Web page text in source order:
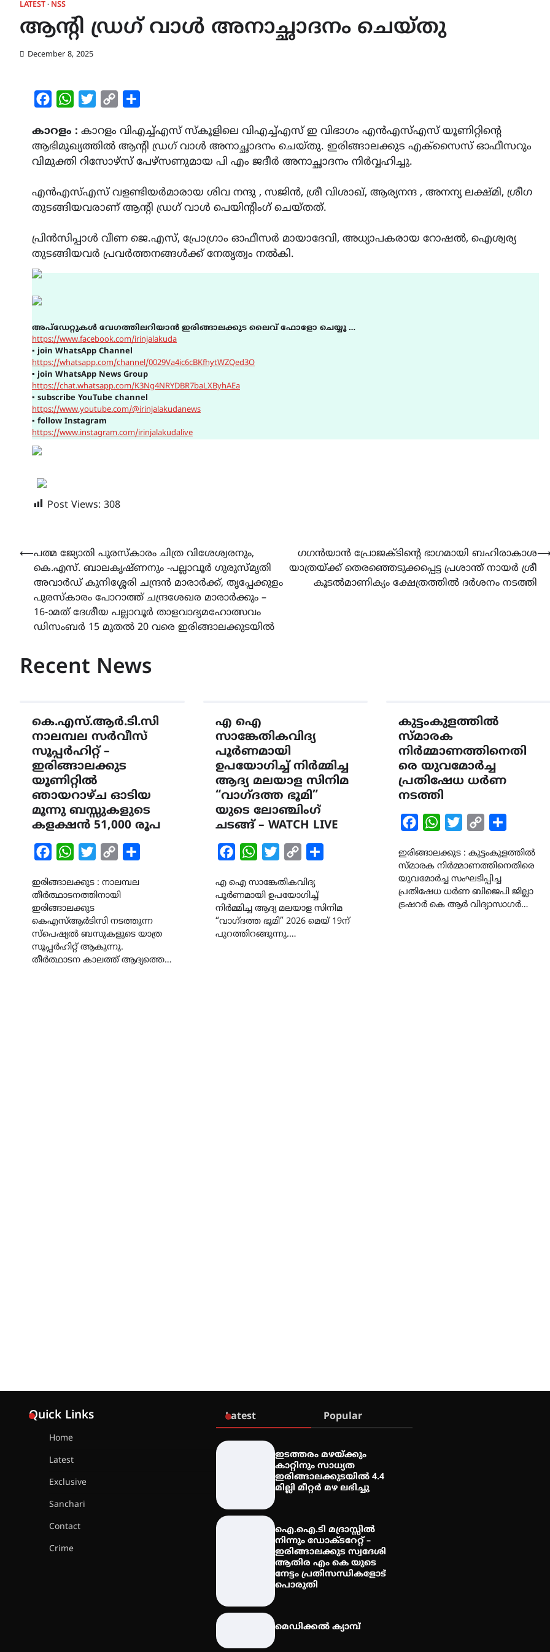
LATEST NSS
ആൻ്റി ഡ്രഗ് വാൾ അനാച്ഛാദനം ചെയ്തു
December 8, 2025
FacebookWhatsAppTwitterCopy
കാറളം : കാറളം വിഎച്ച്എസ് സ്കൂളിലെ വിഎച്ച്എസ് ഇ വിഭാഗം എൻഎസ്എസ് യൂണിറ്റിന്റെ
ആഭിമുഖ്യത്തിൽ ആൻ്റി ഡ്രഗ് വാൾ അനാച്ഛാദനം ചെയ്തു. ഇരിങ്ങാലക്കുട എക്സൈസ് ഓഫീസറും
വിമുക്തി റിസോഴ്സ് പേഴ്സണുമായ പി എം ജദീർ അനാച്ഛാദനം നിർവ്വഹിച്ചു.
എൻഎസ്എസ് വളണ്ടിയർമാരായ ശിവ നന്ദു , സജിൻ, ശ്രീ വിശാഖ്, ആര്യനന്ദ , അനന്യ ലക്ഷ്മി, ശ്രീഗ
തുടങ്ങിയവരാണ് ആൻ്റി ഡ്രഗ് വാൾ പെയിൻ്റിംഗ് ചെയ്തത്.
പ്രിൻസിപ്പാൾ വീണ ജെ.എസ്, പ്രോഗ്രാം ഓഫീസർ മായാദേവി, അധ്യാപകരായ റോഷൽ, ഐശ്വര്യ
തുടങ്ങിയവർ പ്രവർത്തനങ്ങൾക്ക് നേതൃത്വം നൽകി.
അപ്ഡേറ്റുകൾ വേഗത്തിലറിയാൻ ഇരിങ്ങാലക്കുട ലൈവ് ഫോളോ ചെയ്യൂ …
https://www.facebook.com/irinjalakuda
▪join WhatsApp Channel
https://whatsapp.com/channel/0029Va4ic6cBKfhytWZQed3O
▪join WhatsApp News Group
https://chat.whatsapp.com/K3Ng4NRYDBR7baLXByhAEa
▪ subscribe YouTube channel
https://www.youtube.com/@irinjalakudanews
▪ follow Instagram
https://www.instagram.com/irinjalakudalive
Post Views: 308
Post
navigation
⟵പത്മ ജ്യോതി പുരസ്‌കാരം ചിത്ര വിശേശ്വരനും,
കെ.എസ്. ബാലകൃഷ്‌ണനും -പല്ലാവൂർ ഗുരുസ്‌മൃതി
അവാർഡ് കുനിശ്ശേരി ചന്ദ്രൻ മാരാർക്ക്, തൃപ്പേക്കുളം
പുരസ്‌കാരം പോറാത്ത് ചന്ദ്രശേഖര മാരാർക്കും –
16-ാമത് ദേശീയ പല്ലാവൂർ താളവാദ്യമഹോത്സവം
ഡിസംബർ 15 മുതൽ 20 വരെ ഇരിങ്ങാലക്കുടയിൽ
ഗഗൻയാൻ പ്രോജക്ടിന്റെ ഭാഗമായി ബഹിരാകാശ
യാത്രയ്ക്ക് തെരഞ്ഞെടുക്കപ്പെട്ട പ്രശാന്ത് നായർ ശ്രീ
കൂടൽമാണിക്യം ക്ഷേത്രത്തിൽ ദർശനം നടത്തി
Recent News
കെ.എസ്.ആർ.ടി.സി
നാലമ്പല സർവീസ്
സൂപ്പർഹിറ്റ് –
ഇരിങ്ങാലക്കുട
യൂണിറ്റിൽ
ഞായറാഴ്ച ഓടിയ
മൂന്നു ബസ്സുകളുടെ
കളക്ഷൻ 51,000 രൂപ
FacebookWhatsAppTwitterCopy
ഇരിങ്ങാലക്കുട : നാലമ്പല
തീർത്ഥാടനത്തിനായി
ഇരിങ്ങാലക്കുട
കെഎസ്ആർടിസി നടത്തുന്ന
സ്പെഷ്യൽ ബസുകളുടെ യാത്ര
സൂപ്പർഹിറ്റ് ആകുന്നു.
തീർത്ഥാടന കാലത്ത് ആദ്യത്തെ…
എ ഐ
സാങ്കേതികവിദ്യ
പൂർണമായി
ഉപയോഗിച്ച് നിർമ്മിച്ച
ആദ്യ മലയാള സിനിമ
“വാഗ്ദത്ത ഭൂമി”
യുടെ ലോഞ്ചിംഗ്
ചടങ്ങ് – WATCH LIVE
FacebookWhatsAppTwitterCopy
എ ഐ സാങ്കേതികവിദ്യ
പൂർണമായി ഉപയോഗിച്ച്
നിർമ്മിച്ച ആദ്യ മലയാള സിനിമ
“വാഗ്ദത്ത ഭൂമി” 2026 മെയ് 19ന്
പുറത്തിറങ്ങുന്നു.…
കുട്ടംകുളത്തിൽ
സ്മാരക
നിർമ്മാണത്തിനെതി
രെ യുവമോർച്ച
പ്രതിഷേധ ധർണ
നടത്തി
FacebookWhatsAppTwitterCopy
ഇരിങ്ങാലക്കുട : കുട്ടംകുളത്തിൽ
സ്മാരക നിർമ്മാണത്തിനെതിരെ
യുവമോർച്ച സംഘടിപ്പിച്ച
പ്രതിഷേധ ധർണ ബിജെപി ജില്ലാ
ട്രഷറർ കെ ആർ വിദ്യാസാഗർ…
CAMPUS LATEST
സെന്റ് ജോസഫ്സ് കോളജ്
കോമേഴ്‌സ്
Quick Links
Home
Latest
Exclusive
Sanchari
Contact
Crime
Latest Popular
ഇടത്തരം മഴയ്ക്കും
കാറ്റിനും സാധ്യത
ഇരിങ്ങാലക്കുടയിൽ 4.4
മില്ലി മീറ്റർ മഴ ലഭിച്ചു
ഐ.ഐ.ടി മദ്രാസ്സിൽ
നിന്നും ഡോക്ടറേറ്റ് –
ഇരിങ്ങാലക്കുട സ്വദേശി
ആതിര എം കെ യുടെ
നേട്ടം പ്രതിസന്ധികളോട്
പൊരുതി
മെഡിക്കൽ ക്യാമ്പ്